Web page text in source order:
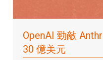
OpenAI 勁敵
30 億美元